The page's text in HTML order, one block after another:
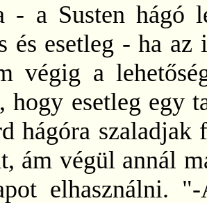
- a Susten hágó
és esetleg - ha
végig a
hogy esetleg egy
hágóra szaladjak
ám végül annál
elhasználni.